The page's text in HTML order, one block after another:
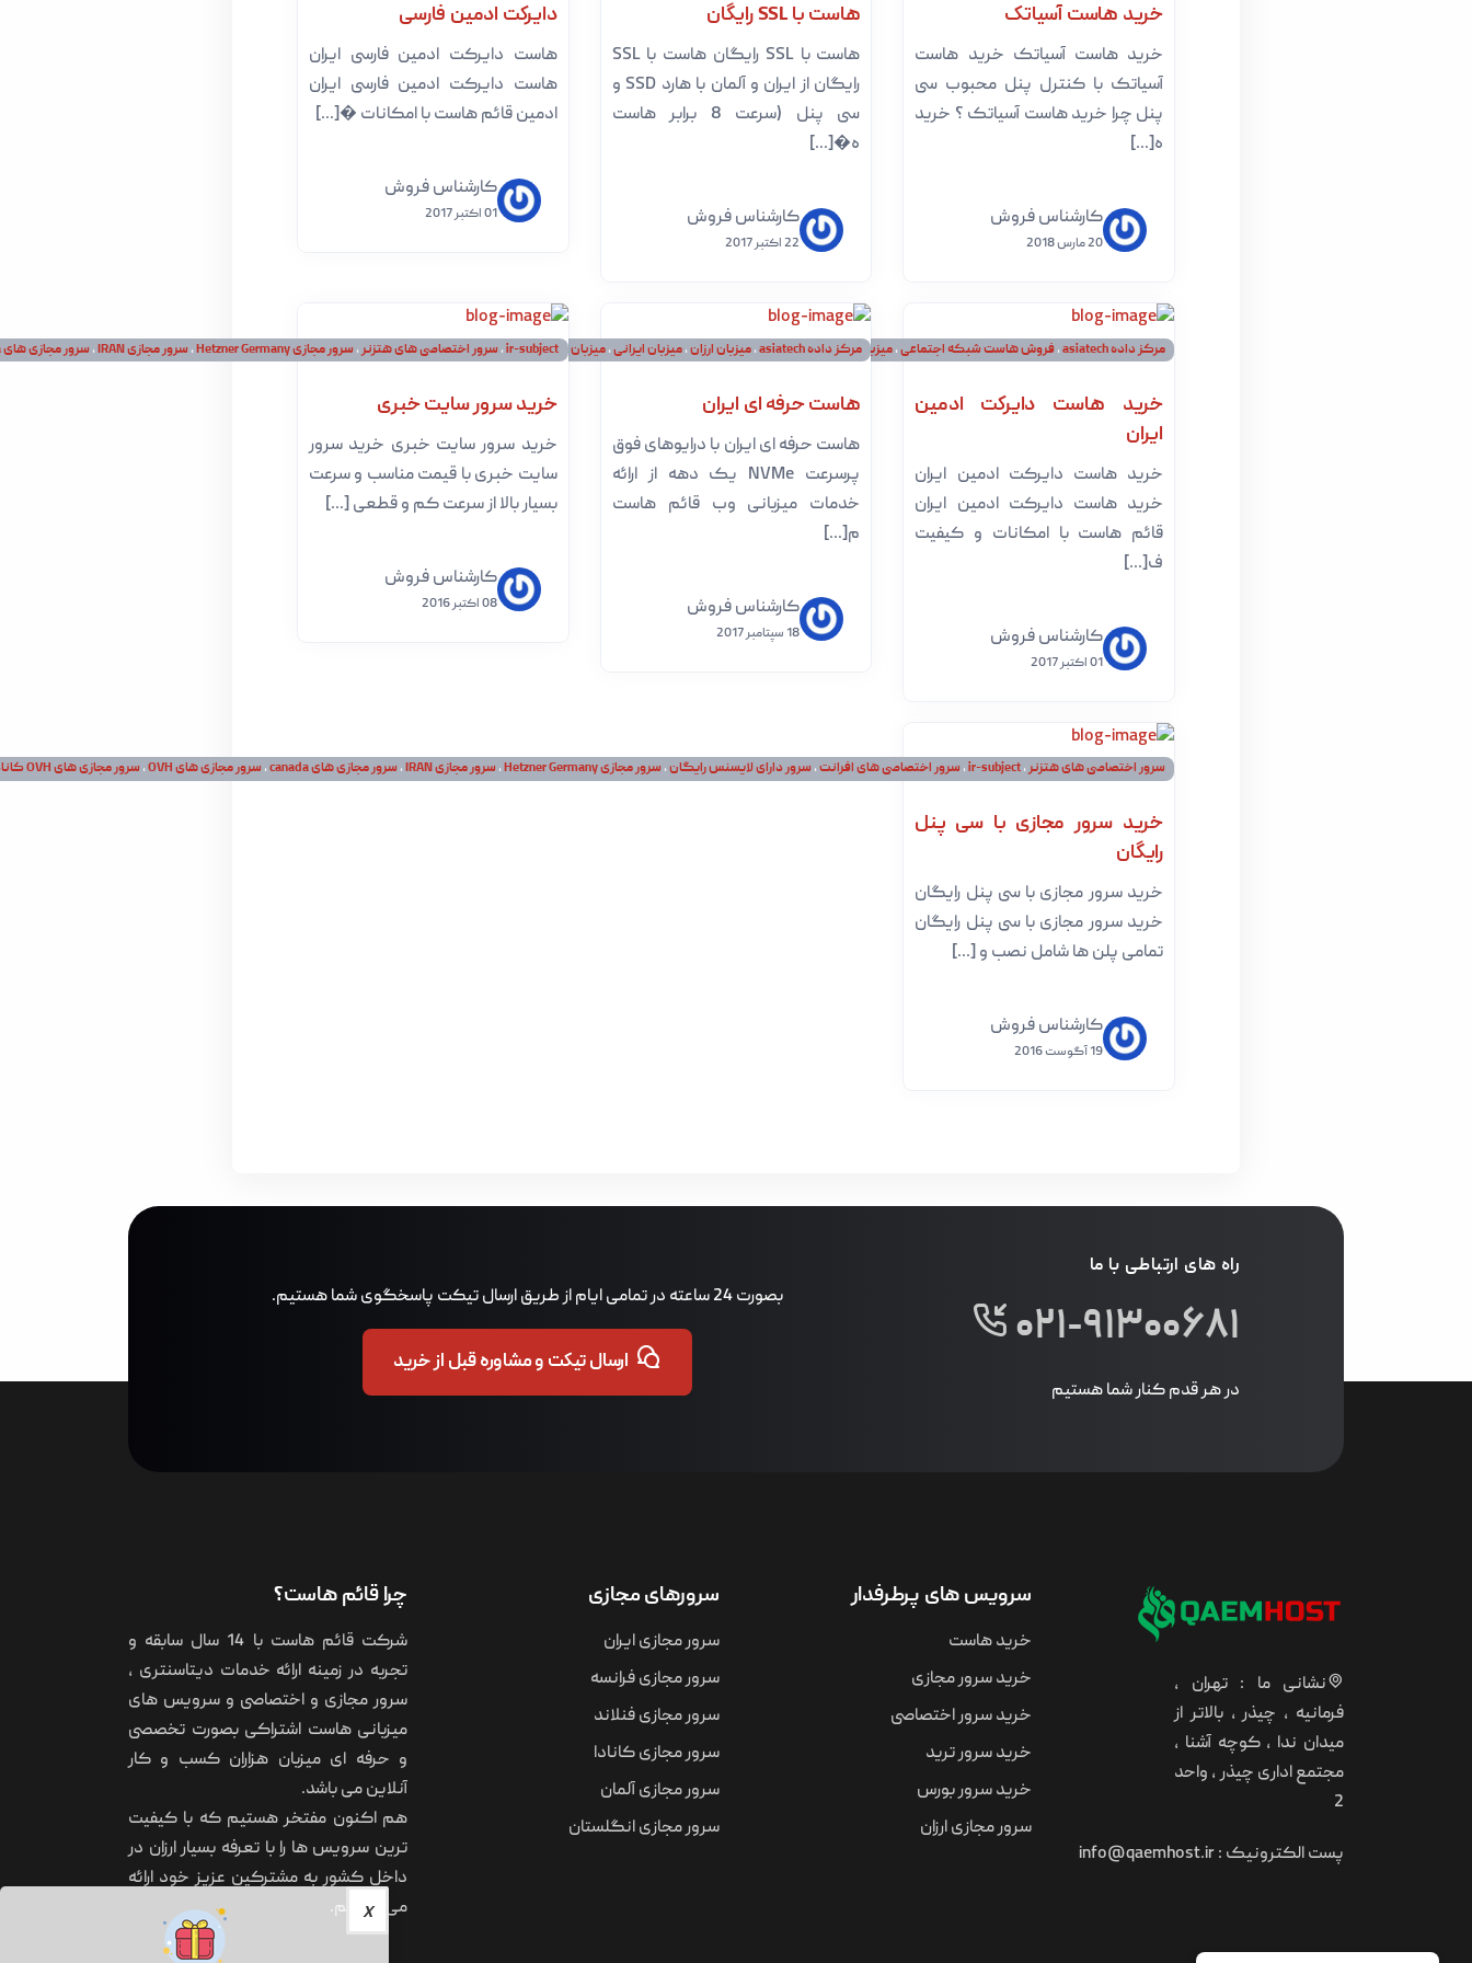
خرید هاست آسیاتک
خرید هاست آسیاتک خرید هاست
آسیاتک با کنترل پنل محبوب سی
پنل چرا خرید هاست آسیاتک ؟ خرید
ه[...]
کارشناس فروش
20 مارس 2018
هاست با SSL رایگان
هاست با SSL رایگان هاست با SSL
رایگان از ایران و آلمان با هارد SSD و
سی پنل (سرعت 8 برابر هاست
ه�[...]
کارشناس فروش
22 اکتبر 2017
دایرکت ادمین فارسی
هاست دایرکت ادمین فارسی ایران
هاست دایرکت ادمین فارسی ایران
ادمین قائم هاست با امکانات �[...]
کارشناس فروش
01 اکتبر 2017
مرکز داده asiatech ،فروش هاست شبکه اجتماعی،میزبان ارزان،میزبان ایرانی،میزبان پربازدید ایران،میزبان لینوکس پربازدید
خرید هاست دایرکت ادمین
ایران
خرید هاست دایرکت ادمین ایران
خرید هاست دایرکت ادمین ایران
قائم هاست با امکانات و کیفیت
ف[...]
کارشناس فروش
01 اکتبر 2017
مرکز داده asiatech ،میزبان ارزان،میزبان ایرانی،میزبان پربازدید ایران،میزبان لینوکس پربازدید
هاست حرفه ای ایران
هاست حرفه ای ایران با درایوهای فوق
پرسرعت NVMe یک دهه از ارائه
خدمات میزبانی وب قائم هاست
م[...]
کارشناس فروش
18 سپتامبر 2017
ir-subject، سرور اختصاصی های هتزنر، سرور مجازی Hetzner Germany ، سرور مجازی IRAN ، سرور مجازی های canada
خرید سرور سایت خبری
خرید سرور سایت خبری خرید سرور
سایت خبری با قیمت مناسب و سرعت
بسیار بالا از سرعت کم و قطعی [...]
کارشناس فروش
08 اکتبر 2016
سرور اختصاصی های هتزنر،ir-subject، سرور اختصاصی های افرانت، سرور دارای لایسنس رایگان، سرور مجازی Hetzner Germany ، سرور مجازی IRAN ، سرور مجازی های canada ، سرور مجازی های OVH ، سرور مجازی های OVH کانادا
خرید سرور مجازی با سی پنل
رایگان
خرید سرور مجازی با سی پنل رایگان
خرید سرور مجازی با سی پنل رایگان
تمامی پلن ها شامل نصب و [...]
کارشناس فروش
19 آگوست 2016
راه های ارتباطی با ما
۰۲۱-۹۱۳۰۰۶۸۱
در هر قدم کنار شما هستیم
بصورت 24 ساعته در تمامی ایام از طریق ارسال تیکت پاسخگوی شما هستیم.
ارسال تیکت و مشاوره قبل از خرید
نشانی ما : تهران ،
فرمانیه ، چیذر ، بالاتر از
میدان ندا ، کوچه آشنا ،
مجتمع اداری چیذر ، واحد
2
پست الکترونیک :info@qaemhost.ir
سرویس های پرطرفدار
خرید هاست
خرید سرور مجازی
خرید سرور اختصاصی
خرید سرور ترید
خرید سرور بورس
سرور مجازی ارزان
سرورهای مجازی
سرور مجازی ایران
سرور مجازی فرانسه
سرور مجازی فنلاند
سرور مجازی کانادا
سرور مجازی آلمان
سرور مجازی انگلستان
چرا قائم هاست؟
شرکت قائم هاست با 14 سال سابقه و
تجربه در زمینه ارائه خدمات دیتاسنتری ،
سرور مجازی و اختصاصی و سرویس های
میزبانی هاست اشتراکی بصورت تخصصی
و حرفه ای میزبان هزاران کسب و کار
آنلاین می باشد.
هم اکنون مفتخر هستیم که با کیفیت
ترین سرویس ها را با تعرفه بسیار ارزان در
داخل کشور به مشترکین عزیز خود ارائه
می نماییم.